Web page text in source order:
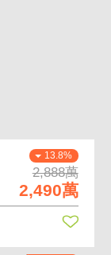
13.8%
2,888萬
2,490萬